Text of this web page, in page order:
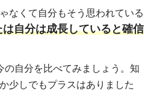
なくて自分もそう思われている
は自分は成長していると確信
の自分を比べてみましょう。知
少しでもプラスはありました